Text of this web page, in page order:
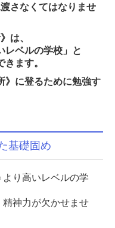
さなくてはなりませ
は、
レベルの学校」と
ます。
》に登るために勉強す
基礎固め
り高いレベルの学
神力が欠かせませ